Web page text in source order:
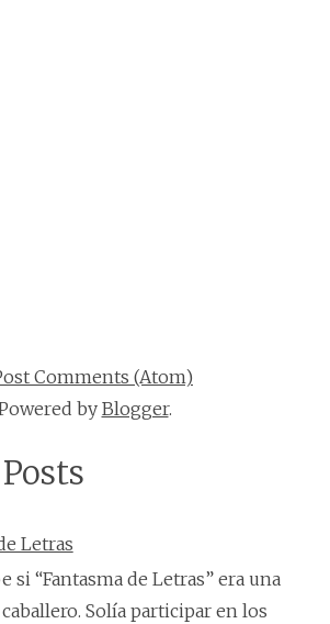
Comments (Atom)
byBlogger.
Letras
si “Fantasma de Letras” era una
Solía participar en los